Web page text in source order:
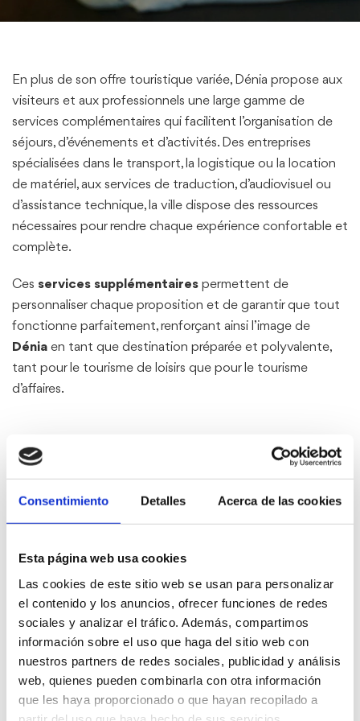
Consentimiento Detalles Acerca de las cookies
Esta página web usa cookies
Las cookies de este sitio web se usan para personalizar
el contenido y los anuncios, ofrecer funciones de redes
sociales y analizar el tráfico. Además, compartimos
información sobre el uso que haga del sitio web con
nuestros partners de redes sociales, publicidad y análisis
web, quienes pueden combinarla con otra información
que les haya proporcionado o que hayan recopilado a
En plus de son offre touristique variée, Dénia propose aux
visiteurs et aux professionnels une large gamme de
services complémentaires qui facilitent l’organisation de
séjours, d’événements et d’activités. Des entreprises
spécialisées dans le transport, la logistique ou la location
de matériel, aux services de traduction, d’audiovisuel ou
d’assistance technique, la ville dispose des ressources
nécessaires pour rendre chaque expérience confortable et
complète.
Ces services supplémentaires permettent de
personnaliser chaque proposition et de garantir que tout
fonctionne parfaitement, renforçant ainsi l’image de
Dénia en tant que destination préparée et polyvalente,
tant pour le tourisme de loisirs que pour le tourisme
d’affaires.
Comment s'y rendre
Hôtels
Se déplacer à Dénia